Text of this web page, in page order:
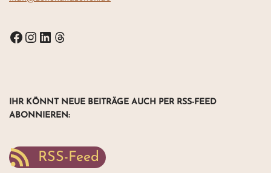
IHR KÖNNT NEUE BEITRÄGE AUCH PER RSS-FEED
ABONNIEREN:
RSS-Feed